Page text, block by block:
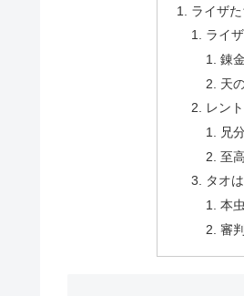
ライザ
ライ
錬
天
レン
兄
至
タオ
本
審